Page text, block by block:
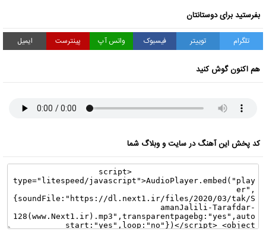
بفرستید برای دوستانتان
تلگرام توییتر فیسبوک واتس آپ پینترست ایمیل
هم اکنون گوش کنید
کد پخش این آهنگ در سایت و وبلاگ شما